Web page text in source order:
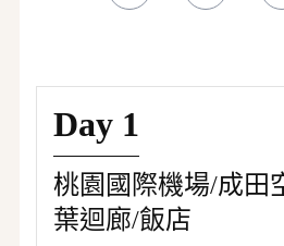
Day 1
桃園國際機場/成田
葉迴廊/飯店